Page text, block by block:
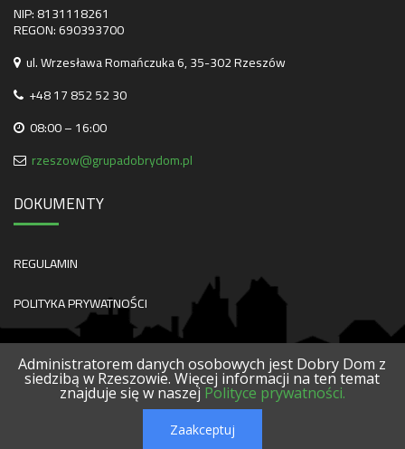
NIP: 8131118261
REGON: 690393700
ul. Wrzesława Romańczuka 6, 35-302 Rzeszów
+48 17 852 52 30
08:00 – 16:00
rzeszow@grupadobrydom.pl
DOKUMENTY
REGULAMIN
POLITYKA PRYWATNOŚCI
SERWISY POLECANE FIRMY
© 2026 DOBRY DOM. WSZELKIE PRAWA ZASTRZEŻONE.
Administratorem danych osobowych jest Dobry Dom z
siedzibą w Rzeszowie. Więcej informacji na ten temat
znajduje się w naszej Polityce prywatności.
Zaakceptuj